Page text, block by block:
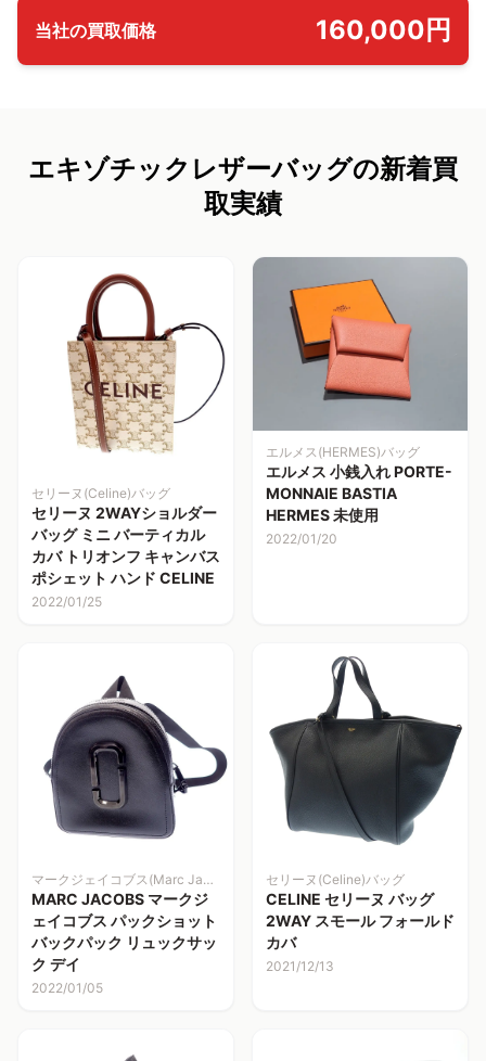
当社の買取価格 160,000円
エキゾチックレザーバッグの新着買
取実績
セリーヌ(Celine)バッグ
セリーヌ 2WAYショルダー
バッグ ミニ バーティカル
カバ トリオンフ キャンバス
ポシェット ハンド CELINE
2022/01/25
エルメス(HERMES)バッグ
エルメス 小銭入れ PORTE-
MONNAIE BASTIA
HERMES 未使用
2022/01/20
マークジェイコブス(Marc Jacobs)
MARC JACOBS マークジ
ェイコブス パックショット
バックパック リュックサッ
ク デイ
2022/01/05
セリーヌ(Celine)バッグ
CELINE セリーヌ バッグ
2WAY スモール フォールド
カバ
2021/12/13